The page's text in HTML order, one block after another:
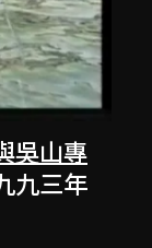
吳山專
九三年